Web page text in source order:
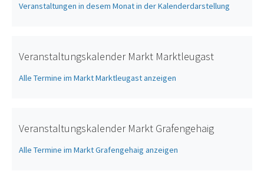
Veranstaltungen in desem Monat in der Kalenderdarstellung
Veranstaltungskalender Markt Marktleugast
Alle Termine im Markt Marktleugast anzeigen
Veranstaltungskalender Markt Grafengehaig
Alle Termine im Markt Grafengehaig anzeigen